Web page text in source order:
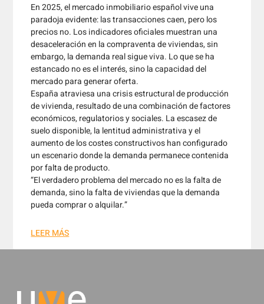
En 2025, el mercado inmobiliario español vive una
paradoja evidente: las transacciones caen, pero los
precios no. Los indicadores oficiales muestran una
desaceleración en la compraventa de viviendas, sin
embargo, la demanda real sigue viva. Lo que se ha
estancado no es el interés, sino la capacidad del
mercado para generar oferta.
España atraviesa una crisis estructural de producción
de vivienda, resultado de una combinación de factores
económicos, regulatorios y sociales. La escasez de
suelo disponible, la lentitud administrativa y el
aumento de los costes constructivos han configurado
un escenario donde la demanda permanece contenida
por falta de producto.
“El verdadero problema del mercado no es la falta de
demanda, sino la falta de viviendas que la demanda
pueda comprar o alquilar.”
LEER MÁS